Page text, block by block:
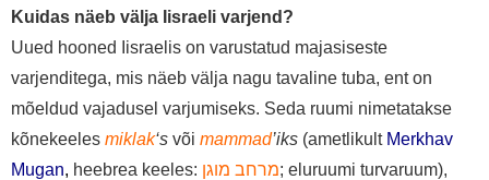
Kuidas näeb välja Iisraeli varjend?
Uued hooned Iisraelis on varustatud majasiseste
varjenditega, mis näeb välja nagu tavaline tuba, ent on
mõeldud vajadusel varjumiseks. Seda ruumi nimetatakse
kõnekeeles miklak‘s või mammad’iks (ametlikult Merkhav
Mugan, heebrea keeles: מרחב מוגן; eluruumi turvaruum),